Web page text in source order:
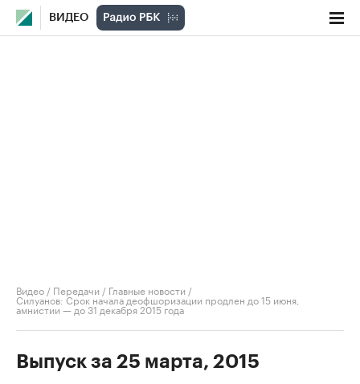
ВИДЕО
Видео / Передачи / Главные новости /
Силуанов: Срок начала деофшоризации продлен до 15 июня,
амнистии — до 31 декабря 2015 года
Выпуск за 25 марта, 2015